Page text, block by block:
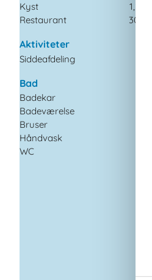
Kyst
1,2 km
Restaurant
300 m
Aktiviteter
Siddeafdeling
Bad
Badekar
Badeværelse
Bruser
Håndvask
WC